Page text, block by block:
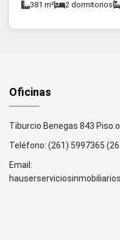
381 m² 2 dormitorios
Oficinas
Tiburcio Benegas 843
Teléfono: (261) 5997365
Email: